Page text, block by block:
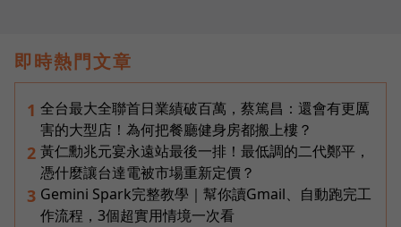
即時熱門文章
1 全台最大全聯首日業績破百萬，蔡篤昌：還會有更厲
害的大型店！為何把餐廳健身房都搬上樓？
2 黃仁勳兆元宴永遠站最後一排！最低調的二代鄭平，
憑什麼讓台達電被市場重新定價？
3 Gemini Spark完整教學｜幫你讀Gmail、自動跑完工
作流程，3個超實用情境一次看